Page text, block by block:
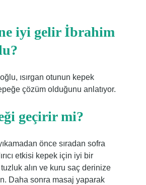
iyi gelir İbrahim
ısırgan otunun kepek
çözüm olduğunu anlatıyor.
geçirir mi?
önce sıradan sofra
etkisi kepek için iyi bir
alın ve kuru saç derinize
Daha sonra masaj yaparak